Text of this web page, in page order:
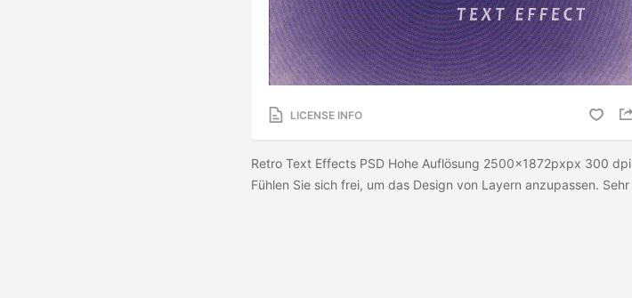
LICENSE INFO
Retro Text Effects PSD Hohe Auflösung 2500x1872pxpx 300 dpi
Fühlen Sie sich frei, um das Design von Layern anzupassen. Sehr